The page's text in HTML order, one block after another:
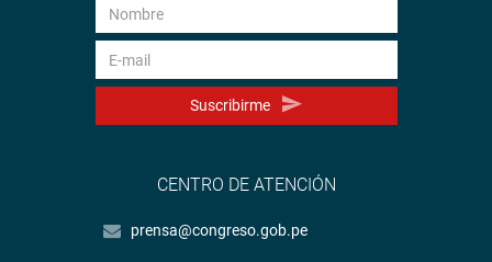
Suscribirme
CENTRO DE ATENCIÓN
prensa@congreso.gob.pe